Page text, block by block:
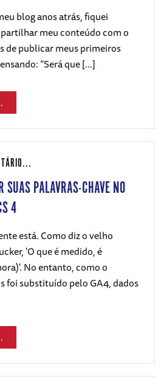
blog anos atrás, fiquei
meu conteúdo com o
de publicar meus primeiros
“Será que [...]
SUAS PALAVRAS-CHAVE NO
4
está. Como diz o velho
'O que é medido, é
No entanto, como o
foi substituído pelo GA4, dados